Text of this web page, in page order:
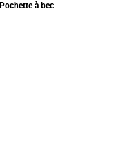
Pochette à bec